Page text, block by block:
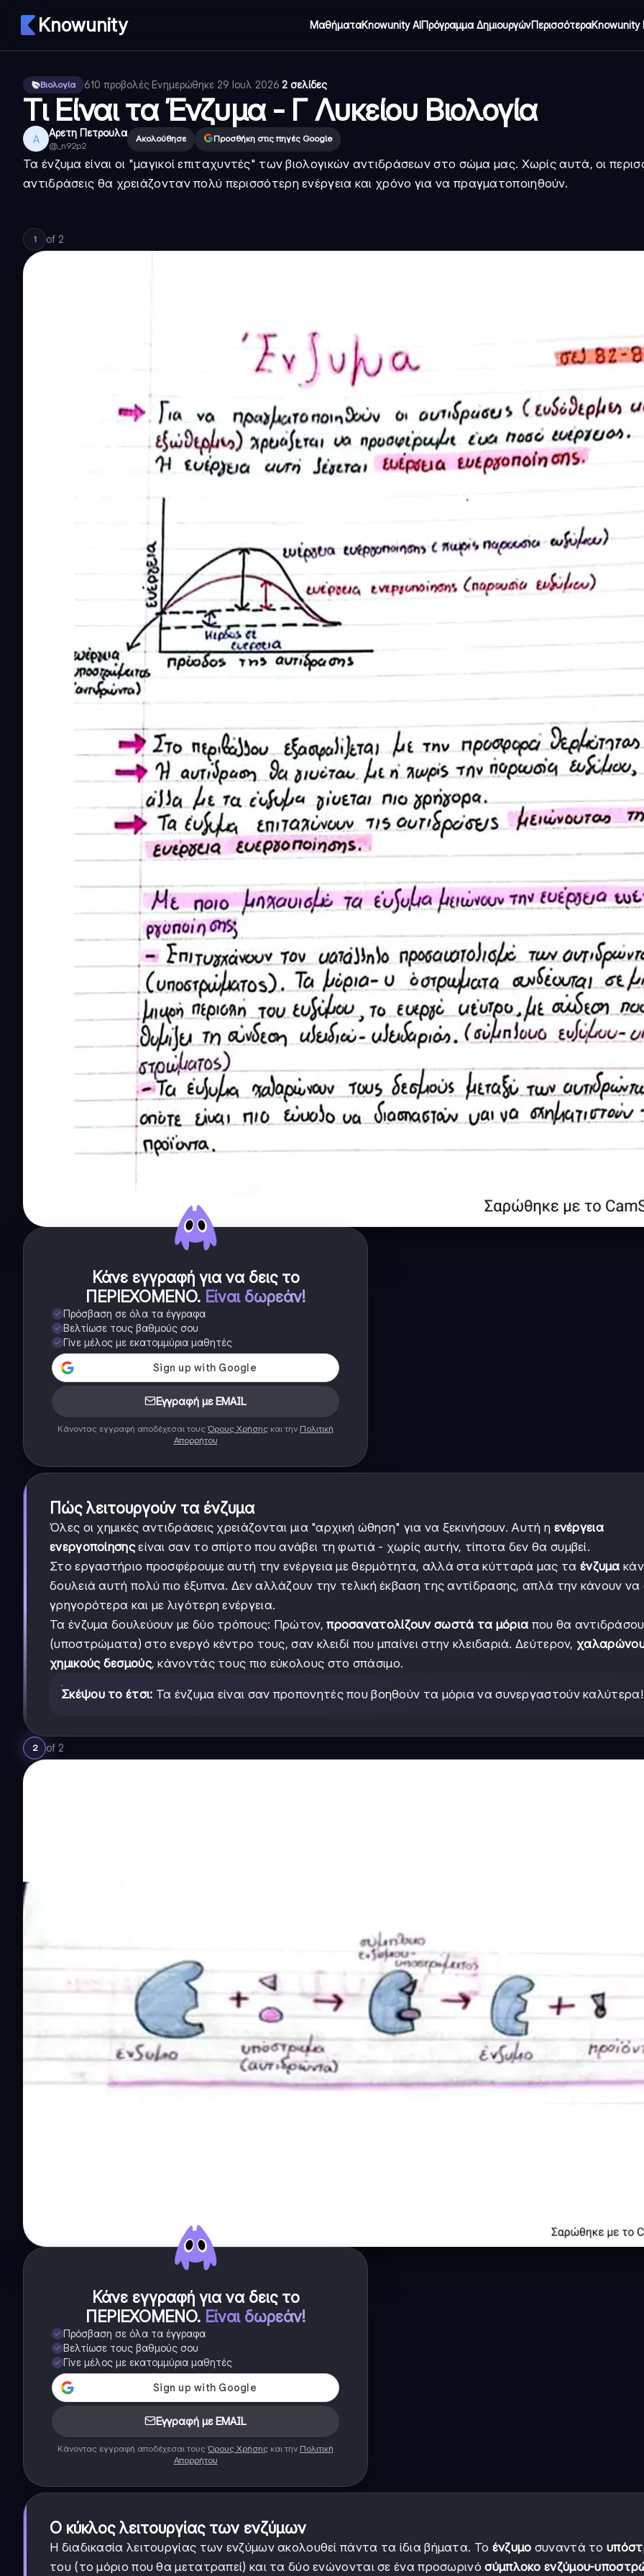
Knowunity ΜαθήματαKnowunity AIΠρόγραμμα ΔημιουργώνΠερισσότεραKnowunity
Βιολογία 610 προβολές·Ενημερώθηκε 29 Ιουλ 2026·2 σελίδες
Τι Είναι τα Ένζυμα - Γ Λυκείου Βιολογία
Α Αρετη Πετρουλα
@ _n92p2
Ακολούθησε Προσθήκη στις πηγές Google
Τα ένζυμα είναι οι "μαγικοί επιταχυντές" των βιολογικών αντιδράσεων στο σώμα μας. Χωρίς αυτά, οι
αντιδράσεις θα χρειάζονταν πολύ περισσότερη ενέργεια και χρόνο για να πραγματοποιηθούν.
1 of 2
Κάνε εγγραφή για να δεις το
ΠΕΡΙΕΧΟΜΕΝΟ. Είναι δωρεάν!
Πρόσβαση σε όλα τα έγγραφα
Βελτίωσε τους βαθμούς σου
Γίνε μέλος με εκατομμύρια μαθητές
Εγγραφή με EMAIL
Κάνοντας εγγραφή αποδέχεσαι τους Όρους Χρήσης και την Πολιτική
Απορρήτου
Πώς λειτουργούν τα ένζυμα
Όλες οι χημικές αντιδράσεις χρειάζονται μια "αρχική ώθηση" για να ξεκινήσουν. Αυτή η ενέργεια
ενεργοποίησηςείναι σαν το σπίρτο που ανάβει τη φωτιά - χωρίς αυτήν, τίποτα δεν θα συμβεί.
Στο εργαστήριο προσφέρουμε αυτή την ενέργεια με θερμότητα, αλλά στα κύτταρά μας τα ένζυμα
δουλειά αυτή πολύ πιο έξυπνα. Δεν αλλάζουν την τελική έκβαση της αντίδρασης, απλά την κάνουν να
γρηγορότερα και με λιγότερη ενέργεια.
Τα ένζυμα δουλεύουν με δύο τρόπους: Πρώτον,προσανατολίζουν σωστά τα μόρια που θα
(υποστρώματα) στο ενεργό κέντρο τους, σαν κλειδί που μπαίνει στην κλειδαριά. Δεύτερον,
χημικούς δεσμούς, κάνοντάς τους πιο εύκολους στο σπάσιμο.
Σκέψου το έτσι: Τα ένζυμα είναι σαν προπονητές που βοηθούν τα μόρια να συνεργαστούν καλύτερα!
2 of 2
Κάνε εγγραφή για να δεις το
ΠΕΡΙΕΧΟΜΕΝΟ. Είναι δωρεάν!
Πρόσβαση σε όλα τα έγγραφα
Βελτίωσε τους βαθμούς σου
Γίνε μέλος με εκατομμύρια μαθητές
Εγγραφή με EMAIL
Κάνοντας εγγραφή αποδέχεσαι τους Όρους Χρήσης και την Πολιτική
Απορρήτου
Ο κύκλος λειτουργίας των ενζύμων
Η διαδικασία λειτουργίας των ενζύμων ακολουθεί πάντα τα ίδια βήματα. Το ένζυμο συναντά το
του (το μόριο που θα μετατραπεί) και τα δύο ενώνονται σε ένα προσωρινόσύμπλοκο ενζύμου-